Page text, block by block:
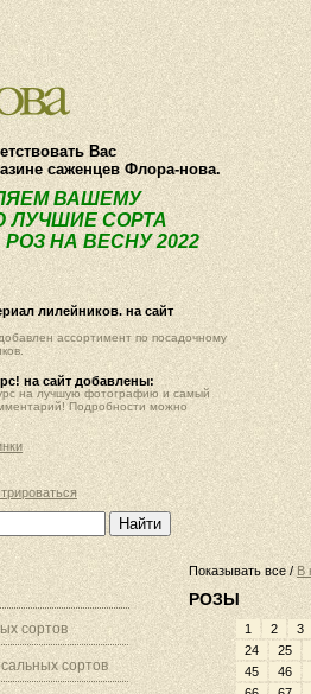
О компании Как купить
Вас
саженцев Флора-нова.
ВАШЕМУ
СОРТА
НА ВЕСНУ 2022
лилейников. на сайт
ассортимент по посадочному
на сайт добавлены:
на лучшую фотографию и самый
Подробности можно
сортов
сортов
Показывать все / В
РОЗЫ
1 2
3
24
25
45
46